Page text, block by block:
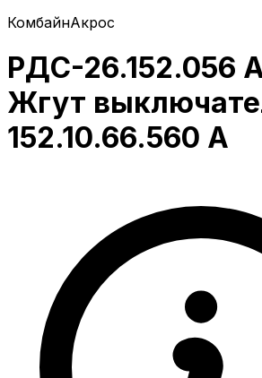
КомбайнАкрос
РДС-26.152.056
Жгут
152.10.66.560 А